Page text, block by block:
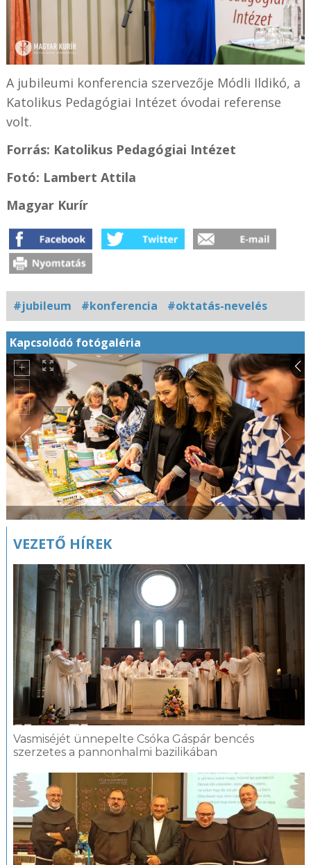
A jubileumi konferencia szervezője Módli Ildikó, a
Katolikus Pedagógiai Intézet óvodai referense
volt.
Forrás: Katolikus Pedagógiai Intézet
Fotó: Lambert Attila
Magyar Kurír
#jubileum #konferencia #oktatás-nevelés
Kapcsolódó fotógaléria
VEZETŐ HÍREK
Vasmiséjét ünnepelte Csóka Gáspár bencés
szerzetes a pannonhalmi bazilikában